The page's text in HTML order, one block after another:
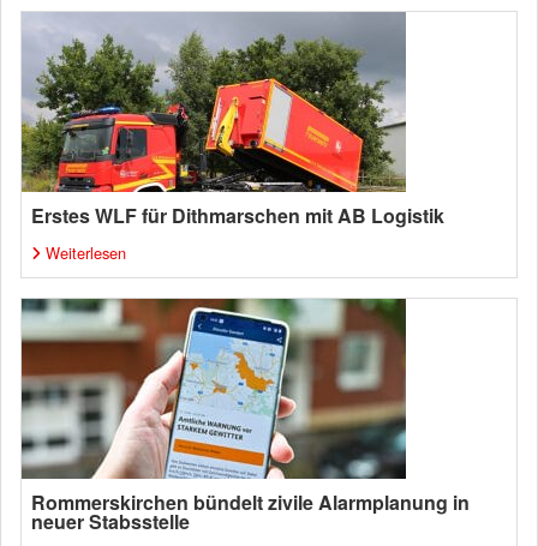
Erstes WLF für Dithmarschen mit AB Logistik
Weiterlesen
Rommerskirchen bündelt zivile Alarmplanung in
neuer Stabsstelle